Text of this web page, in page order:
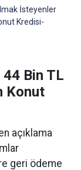
İsteyenler
Kredisi-
Bin TL
Konut
açıklama
geri ödeme